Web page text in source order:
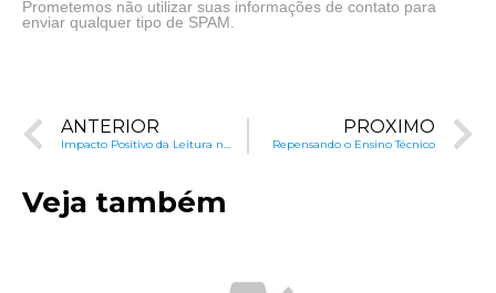
Prometemos não utilizar suas informações de contato para
enviar qualquer tipo de SPAM.
ANTERIOR PRÓXIMO
Repensando o Ensino Técnico
Veja também